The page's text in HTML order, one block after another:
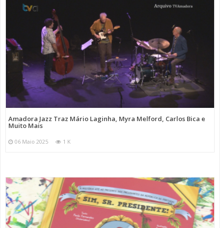
Amadora Jazz Traz Mário Laginha, Myra Melford, Carlos Bica e
Muito Mais
06 Maio 2025 1 K